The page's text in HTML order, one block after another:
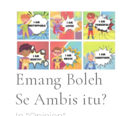
Emang Boleh
Se Ambis itu?